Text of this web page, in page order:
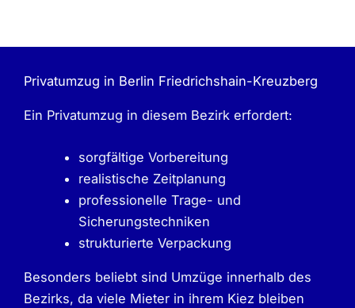
Privatumzug in Berlin Friedrichshain-Kreuzberg
Ein Privatumzug in diesem Bezirk erfordert:
sorgfältige Vorbereitung
realistische Zeitplanung
professionelle Trage- und
Sicherungstechniken
strukturierte Verpackung
Besonders beliebt sind Umzüge innerhalb des
Bezirks, da viele Mieter in ihrem Kiez bleiben